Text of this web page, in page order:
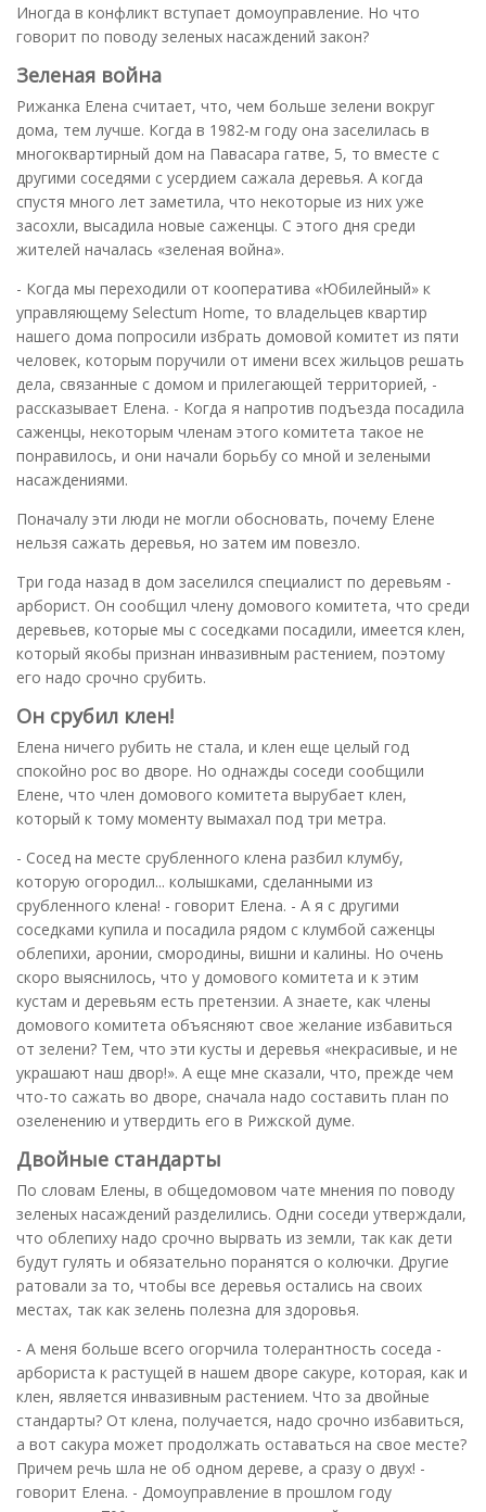
Иногда в конфликт вступает домоуправление. Но что
говорит по поводу зеленых насаждений закон?
Зеленая война
Рижанка Елена считает, что, чем больше зелени вокруг
дома, тем лучше. Когда в 1982-м году она заселилась в
многоквартирный дом на Павасара гатве, 5, то вместе с
другими соседями с усердием сажала деревья. А когда
спустя много лет заметила, что некоторые из них уже
засохли, высадила новые саженцы. С этого дня среди
жителей началась «зеленая война».
- Когда мы переходили от кооператива «Юбилейный» к
управляющему Selectum Home, то владельцев квартир
нашего дома попросили избрать домовой комитет из пяти
человек, которым поручили от имени всех жильцов решать
дела, связанные с домом и прилегающей территорией, -
рассказывает Елена. - Когда я напротив подъезда посадила
саженцы, некоторым членам этого комитета такое не
понравилось, и они начали борьбу со мной и зелеными
насаждениями.
Поначалу эти люди не могли обосновать, почему Елене
нельзя сажать деревья, но затем им повезло.
Три года назад в дом заселился специалист по деревьям -
арборист. Он сообщил члену домового комитета, что среди
деревьев, которые мы с соседками посадили, имеется клен,
который якобы признан инвазивным растением, поэтому
его надо срочно срубить.
Он срубил клен!
Елена ничего рубить не стала, и клен еще целый год
спокойно рос во дворе. Но однажды соседи сообщили
Елене, что член домового комитета вырубает клен,
который к тому моменту вымахал под три метра.
- Сосед на месте срубленного клена разбил клумбу,
которую огородил... колышками, сделанными из
срубленного клена! - говорит Елена. - А я с другими
соседками купила и посадила рядом с клумбой саженцы
облепихи, аронии, смородины, вишни и калины. Но очень
скоро выяснилось, что у домового комитета и к этим
кустам и деревьям есть претензии. А знаете, как члены
домового комитета объясняют свое желание избавиться
от зелени? Тем, что эти кусты и деревья «некрасивые, и не
украшают наш двор!». А еще мне сказали, что, прежде чем
что-то сажать во дворе, сначала надо составить план по
озеленению и утвердить его в Рижской думе.
Двойные стандарты
По словам Елены, в общедомовом чате мнения по поводу
зеленых насаждений разделились. Одни соседи утверждали,
что облепиху надо срочно вырвать из земли, так как дети
будут гулять и обязательно поранятся о колючки. Другие
ратовали за то, чтобы все деревья остались на своих
местах, так как зелень полезна для здоровья.
- А меня больше всего огорчила толерантность соседа -
арбориста к растущей в нашем дворе сакуре, которая, как и
клен, является инвазивным растением. Что за двойные
стандарты? От клена, получается, надо срочно избавиться,
а вот сакура может продолжать оставаться на свое месте?
Причем речь шла не об одном дереве, а сразу о двух! -
говорит Елена. - Домоуправление в прошлом году